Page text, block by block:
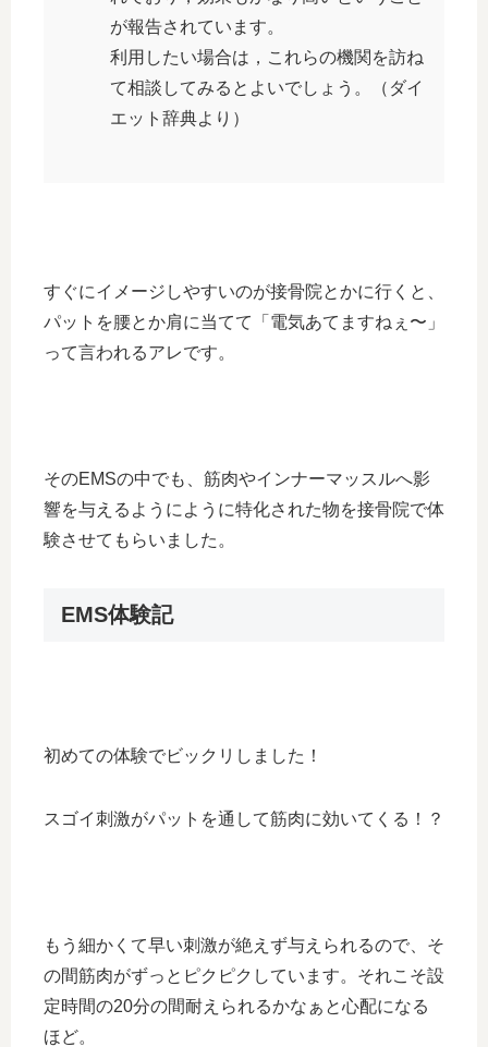
が報告されています。
利用したい場合は，これらの機関を訪ね
て相談してみるとよいでしょう。（ダイ
エット辞典より）
すぐにイメージしやすいのが接骨院とかに行くと、
パットを腰とか肩に当てて「電気あてますねぇ〜」
って言われるアレです。
そのEMSの中でも、筋肉やインナーマッスルへ影
響を与えるようにように特化された物を接骨院で体
験させてもらいました。
EMS体験記
初めての体験でビックリしました！
スゴイ刺激がパットを通して筋肉に効いてくる！？
もう細かくて早い刺激が絶えず与えられるので、そ
の間筋肉がずっとピクピクしています。それこそ設
定時間の20分の間耐えられるかなぁと心配になる
ほど。